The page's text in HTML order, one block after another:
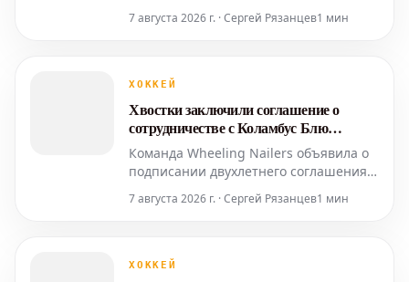
миллиона долларов. Среднегодовая
нападающий в прошлом сезоне
результативных передач) в 39 матчах
за "Пи
7 августа 2026 г. · Сергей Рязанцев1 мин
ХОККЕЙ
Хвостки заключили соглашение о
сотрудничестве с Коламбус Блю
Джекетс
Команда Wheeling Nailers объявила о
подписании двухлетнего соглашения о
Национальной хоккейной лиги (НХЛ)
Cleveland Monsters. Это соглашение
7 августа 2026 г. · Сергей Рязанцев1 мин
ХОККЕЙ